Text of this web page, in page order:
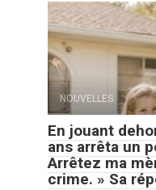
NOUVELLES
En jouant
ans arrêta un
Arrêtez ma
crime. » Sa